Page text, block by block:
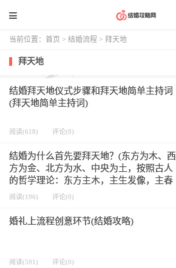
当前位置： 首页 > 结婚流程 > 拜天地
拜天地
结婚拜天地仪式步骤和拜天地简单主持词
(拜天地简单主持词)
阅读(618) 评论(0)
结婚为什么首先要拜天地？(东方为木、西
方为金、北方为水、中央为土，按照古人
的哲学理论：东方主木，主生发像，主春
季节，为万物生发之升腾之象，天的眼睛
发散之象，一对新人
阅读(196) 评论(0)
婚礼上流程创意环节(结婚攻略)
阅读(591) 评论(0)